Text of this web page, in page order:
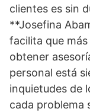
clientes es sin
**Josefina
facilita que
obtener
personal está
inquietudes de
cada problema